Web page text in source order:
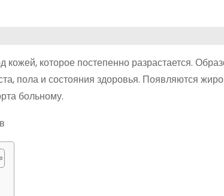
которое постепенно разрастается.
пола и состояния здоровья. Появляются
больному.